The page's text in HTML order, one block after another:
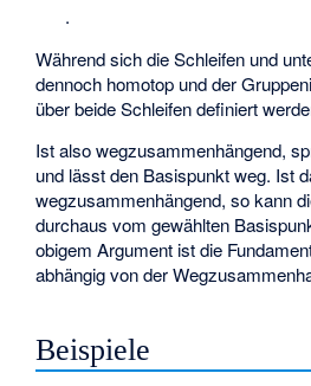
.
Während sich die Schleifen und
dennoch homotop und der
über beide Schleifen definiert
Istalso wegzusammenhängend,
und lässt den Basispunkt weg. Ist
wegzusammenhängend, so kann
durchaus vom gewählten
obigem Argument ist die
abhängig von der
Beispiele